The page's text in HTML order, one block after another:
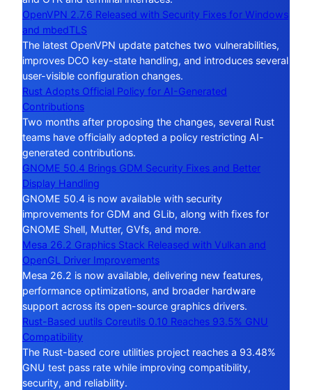
OpenVPN 2.7.6 Released with Security Fixes for Windows
and mbedTLS
The latest OpenVPN update patches two vulnerabilities,
improves DCO key-state handling, and introduces several
user-visible configuration changes.
Rust Adopts Official Policy for AI-Generated
Contributions
Two months after proposing the changes, several Rust
teams have officially adopted a policy restricting AI-
generated contributions.
GNOME 50.4 Brings GDM Security Fixes and Better
Display Handling
GNOME 50.4 is now available with security
improvements for GDM and GLib, along with fixes for
GNOME Shell, Mutter, GVfs, and more.
Mesa 26.2 Graphics Stack Released with Vulkan and
OpenGL Driver Improvements
Mesa 26.2 is now available, delivering new features,
performance optimizations, and broader hardware
support across its open-source graphics drivers.
Rust-Based uutils Coreutils 0.10 Reaches 93.5% GNU
Compatibility
The Rust-based core utilities project reaches a 93.48%
GNU test pass rate while improving compatibility,
security, and reliability.